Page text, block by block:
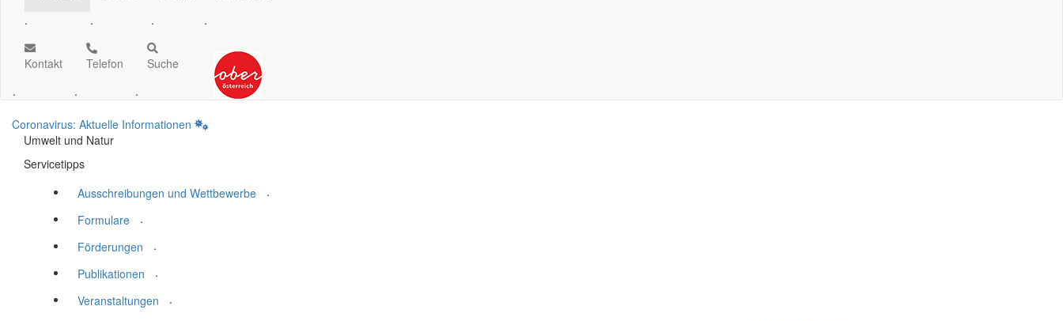
.
.
.
.
Kontakt
.
Telefon
.
Suche
.
Coronavirus: Aktuelle Informationen
Umwelt und Natur
Servicetipps
Ausschreibungen und Wettbewerbe
.
Formulare
.
Förderungen
.
Publikationen
.
Veranstaltungen
.